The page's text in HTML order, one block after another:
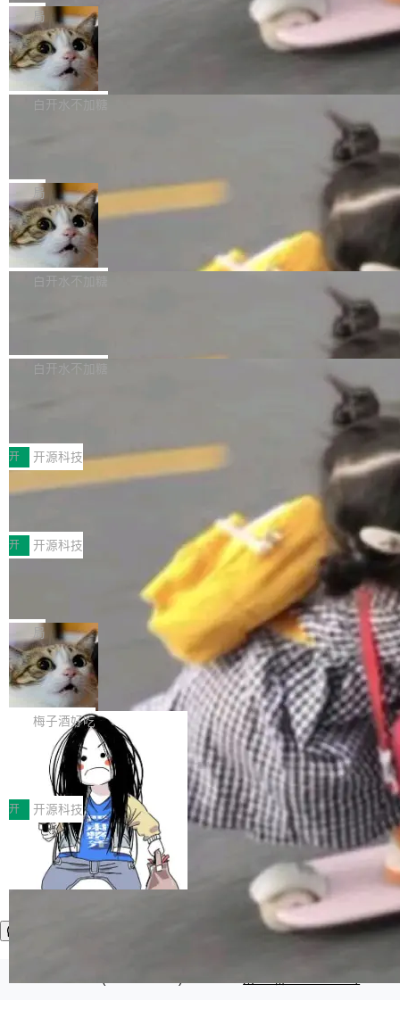
了。 闲置的 cell 会休眠到几乎不占资源。当 cel
l 迁移或唤醒时，新宿主从 S3 恢复 SQLite 数据
库继续执行。存储库是持久化的唯一真相...
例如iQOO Z11i、REDMI Note 17、REDMI No
te 17 Pro、OPPO K15，要么是vivo X300 E这
样的次旗舰。 Galaxy Z Fold8 Ultra / Z Fold8 /
Z Flip8三款折叠屏新机均在7月22日发布，且全
部搭载骁龙8 Elite Gen5 for Galaxy，它们本该
个在 git commit 之间记录每一次编辑操作的版
本控制系统。目前处于 Early Access 阶段。 De
ltaDB 的核心思路直接写在 landing page 最显
眼的位置：「Software is made between com
mits」——软件是在 commit 之间写出来的。git
是把这段空隙补上。 回退到任何一次编辑：Delt
aDB 捕获 commit 之间的每一次操作，...
局
SpaceXAI 单季资本开支达 183 亿美元
根据风险投资人Tomer Tunguz 博客（VC 分
析）披露的最新分析与第二季度业绩报告，Spac
微软同期总资本开支的四成。 与亚马逊、Alpha
bet、微软以及 Meta 等传统科技巨头相比，Spa
ceXAI的资金消耗速度尤为引人瞩目。然而，支
撑庞大支出的资金来源却呈现出截然不同的面
貌。数据显示，微软和 Meta 主要依托充沛的经
白开水不加糖
一个在终端里运行的编程 agent；Muse Spark
1.2，驱动这个 agent 的新模型。一句话概括：
你可以用 curl -fsSL https://dev.meta.ai/install.
sh | bash 安装一个能在大项目里自动规划、写
代码、验证结果的 AI 终端工具。 据介绍，Muse
个主 agent 循环，外加一组后台 agent。这些后
局
美团开源 LoHoSearch，用知识图谱校
准 AI 能力认知
机器出题的前提，是让机器拥有全局视野。整个
构建流程可以分为四个环节：建图 → 控制难度
白开水不加糖
库，并将作为transport接入Mooncake TENT。
MPComm将作为一种传输引擎接入Mooncake T
ENT，实现零拷贝传输性能提升30%、非零拷贝
传输性能最高提升5倍。UCL-MPComm底层基
于自研UCL-Engine通信引擎，后续腾讯网平将
持续开源更多基于UCL-Engine的高性能通信组
件。 腾讯网平团队在UCL-MPComm中实现了一
个独立于业务线程的全局通信引擎（Engine），
白开水不加糖
型案例入选名单》，深信服“面向企业研发场景的
开源 AI 编程平台 CoStrict 应用”凭借卓越的技术
创新与落地成效成功入选。 全链路私有化部署，
助力企业AI研发安全落地 当前，越来越多企业已
经开始引入 AI Coding 工具，通过调用公有云模
型或企业内部部署模型提升研发效率。但随着 AI
Coding 从个人辅助工具逐步走向团队级、组织
级应用，企业在规模化落地过程中，对安全性、
可控性和代码质量提出了更高要求。 首先是数据
安全与合规要求。对于大多数普通研发场景，公
有云模型能够满足快速试用和效率提升的需求。
但对于金融、能源、医疗等对数据安全要求较...
开 开源科技
深信服AI算力网关入选工信部人工智能
前不久，工业和信息化部正式发布《2025年人工
智能应用典型案例名单》，集中展示人工智能在
各领域的应用成果，覆盖技术底座、行业赋能、
产品应用、支撑保障、专题等五大方向。深信服
AI算力网关（AI创新平台）成功入选！ 随着各行
各业的Agent走向规模化建设，算力构成形态逐
渐丰富，用户关注的重点也在发生变化：不只是
让AI用起来，还要进一步看清混合算力时代下，
Token花在哪里、算力是否被充分利用，以及持
续增长的AI成本该如何优化。 深信服AI算力网关
正是围绕这些实际问题，从Token治理和成本治
理两个方面，让用户的每一份算力都看得清、管
得住、用得稳、省得下、更安全！ 一、从现在开
始，Token使用一目...
开 开源科技
Jeff Dean 离开 Google：一个时代的结
束，一个实验室的开始
Google 员工编号 20。MapReduce 作者之一。
Bigtable 作者之一。TensorFlow 的作者之一。
Gemini 的架构师。Google 首席科学家。 Jeff D
ean 在 Google 工作了 27 年后，宣布离职。 他
不是一个人走。一同离开的还有 Sanjay Ghema
wat（Google 员工编号 23，Jeff Dean 二十多
年的编程搭档，MapReduce 和 Bigtable 的共同
作者）、Quoc Le（Google 大脑核心成员，Se
q2Seq 和 DocAI 的共同发明人）以及 Oriol Vin
yals（Gemini 联合负责人，AlphaSta...
局
🔥 SolonCode v2026.8.4 发布：界面
字体可调、22 种语言、记忆搜索增强
打开终端就能上岗的全中文编码智能体，这一轮
把「看得清、用母语、记得住」三件事一次补
齐。 SolonCode 是什么 SolonCode 是杭州无
耳科技研发的企业级终端编码智能体——一位全
中文驱动的数字员工，自主理解需求、规划步
骤、编写代码。不挑模型、不挑平台，curl 一行
装完即用。 开源地址：Gitee · GitCode · GitHu
b 安装 支持 Java 8+（8~26）、macOS / Linu
x / Windows / Harmony PC。 # macOS / Linu
x / Harmony PC curl -fsSL https://solon.noea
梅子酒好吃
让“代码语义理解”深度释放AI Coding
价值潜能：华为云码道（CodeArts）
代码仓技术解析
一、代码仓深度理解技术的作用与价值 在软件工
程实践中，代码仓是企业核心知识资产的主要载
体。企业级代码仓库通常包含数十万乃至数百万
个文件，其规模远超单次模型调用可承载的上下
文窗口。随着项目规模的持续扩张与代码历史的
不断累积，代码仓中的模块关系、接口契约、业
务逻辑等关键信息往往分散于数十乃至数百个文
件之中，形成高度复杂的知识关联网络。传统的
开 开源科技